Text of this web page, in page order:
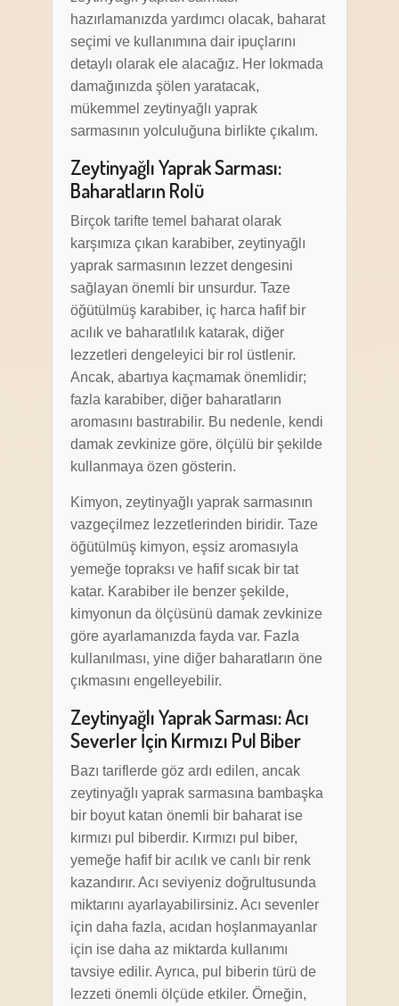
hazırlamanızda yardımcı olacak, baharat
seçimi ve kullanımına dair ipuçlarını
detaylı olarak ele alacağız. Her lokmada
damağınızda şölen yaratacak,
mükemmel zeytinyağlı yaprak
sarmasının yolculuğuna birlikte çıkalım.
Zeytinyağlı Yaprak Sarması:
Baharatların Rolü
Birçok tarifte temel baharat olarak
karşımıza çıkan karabiber, zeytinyağlı
yaprak sarmasının lezzet dengesini
sağlayan önemli bir unsurdur. Taze
öğütülmüş karabiber, iç harca hafif bir
acılık ve baharatlılık katarak, diğer
lezzetleri dengeleyici bir rol üstlenir.
Ancak, abartıya kaçmamak önemlidir;
fazla karabiber, diğer baharatların
aromasını bastırabilir. Bu nedenle, kendi
damak zevkinize göre, ölçülü bir şekilde
kullanmaya özen gösterin.
Kimyon, zeytinyağlı yaprak sarmasının
vazgeçilmez lezzetlerinden biridir. Taze
öğütülmüş kimyon, eşsiz aromasıyla
yemeğe topraksı ve hafif sıcak bir tat
katar. Karabiber ile benzer şekilde,
kimyonun da ölçüsünü damak zevkinize
göre ayarlamanızda fayda var. Fazla
kullanılması, yine diğer baharatların öne
çıkmasını engelleyebilir.
Zeytinyağlı Yaprak Sarması: Acı
Severler İçin Kırmızı Pul Biber
Bazı tariflerde göz ardı edilen, ancak
zeytinyağlı yaprak sarmasına bambaşka
bir boyut katan önemli bir baharat ise
kırmızı pul biberdir. Kırmızı pul biber,
yemeğe hafif bir acılık ve canlı bir renk
kazandırır. Acı seviyeniz doğrultusunda
miktarını ayarlayabilirsiniz. Acı sevenler
için daha fazla, acıdan hoşlanmayanlar
için ise daha az miktarda kullanımı
tavsiye edilir. Ayrıca, pul biberin türü de
lezzeti önemli ölçüde etkiler. Örneğin,